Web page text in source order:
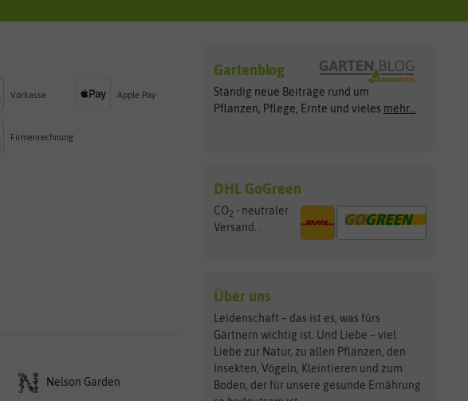
Vorkasse Apple Pay
Firmenrechnung
Nelson Garden
Gartenblog
Ständig neue Beiträge rund um
Pflanzen, Pflege, Ernte und vieles mehr...
DHL GoGreen
CO2 - neutraler
Versand...
Über uns
Leidenschaft – das ist es, was fürs
Gärtnern wichtig ist. Und Liebe – viel
Liebe zur Natur, zu allen Pflanzen, den
Insekten, Vögeln, Kleintieren und zum
Boden, der für unsere gesunde Ernährung